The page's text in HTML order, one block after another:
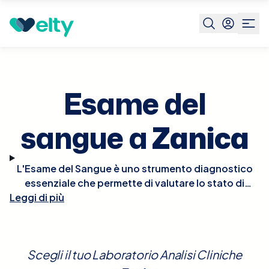
Prenota visita
Esame del
sangue aZanica
L'Esame del Sangue è uno strumento diagnostico
essenziale che permette di valutare lo stato di
salute generale, diagnosticare malattie, monitorare
colesterolo, funzionalità renale, livelli di ferro, e
Leggi di più
Scegli il tuo Laboratorio Analisi Cliniche